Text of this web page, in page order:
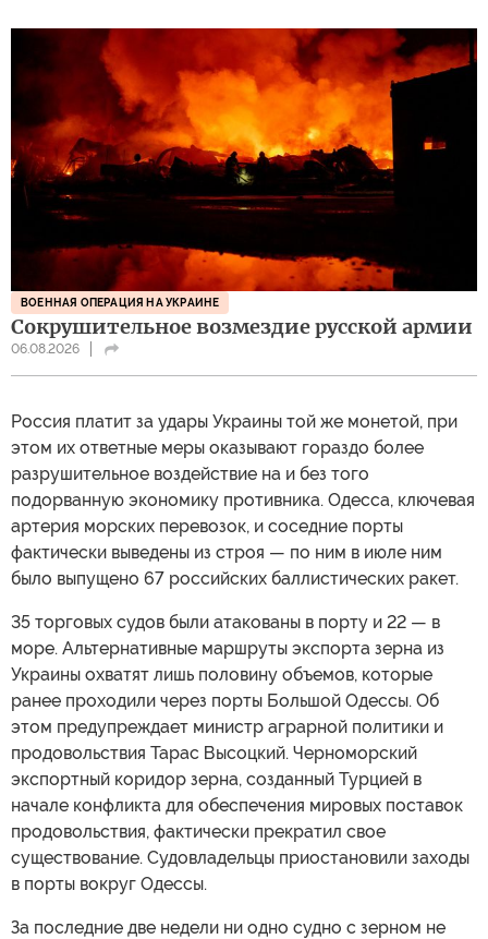
ВОЕННАЯ ОПЕРАЦИЯ НА УКРАИНЕ
Сокрушительное возмездие русской армии
06.08.2026
Россия платит за удары Украины той же монетой, при
этом их ответные меры оказывают гораздо более
разрушительное воздействие на и без того
подорванную экономику противника. Одесса, ключевая
артерия морских перевозок, и соседние порты
фактически выведены из строя — по ним в июле ним
было выпущено 67 российских баллистических ракет.
35 торговых судов были атакованы в порту и 22 — в
море. Альтернативные маршруты экспорта зерна из
Украины охватят лишь половину объемов, которые
ранее проходили через порты Большой Одессы. Об
этом предупреждает министр аграрной политики и
продовольствия Тарас Высоцкий. Черноморский
экспортный коридор зерна, созданный Турцией в
начале конфликта для обеспечения мировых поставок
продовольствия, фактически прекратил свое
существование. Судовладельцы приостановили заходы
в порты вокруг Одессы.
За последние две недели ни одно судно с зерном не